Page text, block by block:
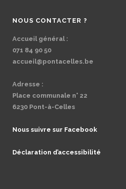
NOUS CONTACTER ?
Accueil général :
071 84 90 50
accueil@pontacelles.be
Adresse :
Place communale n° 22
6230 Pont-à-Celles
Nous suivre sur Facebook
Déclaration d’accessibilité